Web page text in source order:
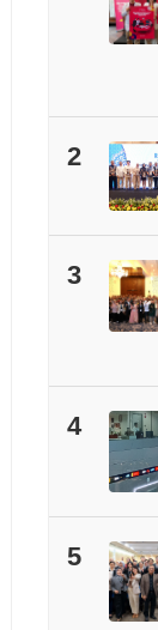
2
3
4
5